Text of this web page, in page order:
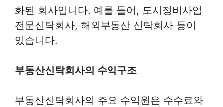
화된 회사입니다. 예를 들어, 도시정비사업
전문신탁회사, 해외부동산 신탁회사 등이
있습니다.
부동산신탁회사의 수익구조
부동산신탁회사의 주요 수익원은 수수료와